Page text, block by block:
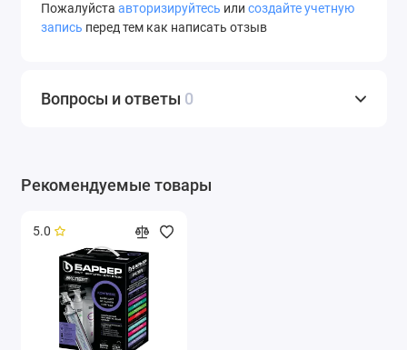
Пожалуйста авторизируйтесь или создайте учетную
запись перед тем как написать отзыв
Вопросы и ответы 0
Рекомендуемые товары
5.0